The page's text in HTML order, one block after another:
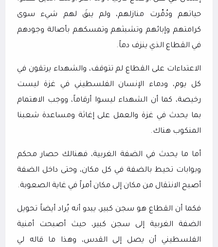
حياتهم ودُمِّرت منازلهم، ولم يبقَ لهم شيء سوى
كرامتهم وإبائهم وتشبثهم وتمسكهم بأصالة وجودهم
في القطاع الذي ينزف دماً.
الاعتداءات على القطاع لم تتوقف، والشهداء يرتقون في
كل يوم، ودماء الإنسان الفلسطيني في غزة ليست
رخيصة، كما أن الشهداء ليسوا أرقاماً، ووجب الاهتمام
بما يحدث في غزة والعمل على إغاثة ومساعدة شعبنا
المنكوب هناك.
أما ما يحدث في الضفة الغربية، فهنالك حصار محكم
وبوابات تحيط بالضفة في كل مكان، وحتى داخل الضفة
أصبح الانتقال من مكان إلى مكان أمراً في غاية الصعوبة.
فكما أن القطاع هو سجن كبير، يبدو أنه يُراد أيضاً تحويل
الضفة الغربية إلى سجن كبير، حيث أصبحت أمنية
الفلسطيني أن يصل إلى القدس، وهذا ما قاله لي